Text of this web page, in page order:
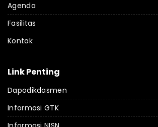
Agenda
Fasilitas
Kontak
Link Penting
Dapodikdasmen
Informasi GTK